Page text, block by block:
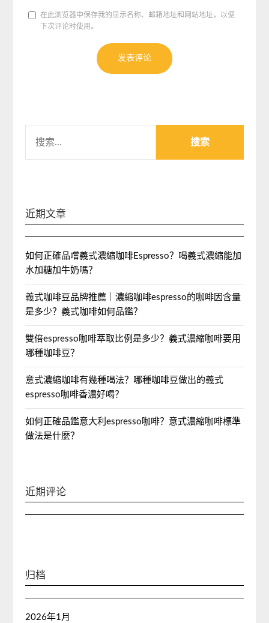
在此浏览器中保存我的显示名称、邮箱地址和网站地址，以便
下次评论时使用。
索：
近期文章
如何正確品嚐義式濃縮咖啡Espresso？喝義式濃縮能加
水加糖加牛奶嗎？
義式咖啡豆品牌推薦｜濃縮咖啡espresso的咖啡因含量
是多少？義式咖啡如何品鑑？
雙倍espresso咖啡萃取比例是多少？義式濃縮咖啡要用
哪種咖啡豆？
意式濃縮咖啡有幾種喝法？哪種咖啡豆做出的義式
espresso咖啡香濃好喝？
如何正確品鑑意大利espresso咖啡？意式濃縮咖啡標準
做法是什麼？
近期评论
归档
2026年1月